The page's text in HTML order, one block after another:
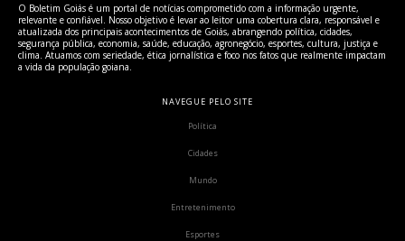
O Boletim Goiás é um portal de notícias comprometido com a informação urgente,
relevante e confiável. Nosso objetivo é levar ao leitor uma cobertura clara, responsável e
atualizada dos principais acontecimentos de Goiás, abrangendo política, cidades,
segurança pública, economia, saúde, educação, agronegócio, esportes, cultura, justiça e
clima. Atuamos com seriedade, ética jornalística e foco nos fatos que realmente impactam
a vida da população goiana.
NAVEGUE PELO SITE
Política
Cidades
Mundo
Entretenimento
Esportes